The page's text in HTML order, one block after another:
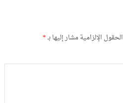
الحقول الإلزامية مشار إليها بـ*